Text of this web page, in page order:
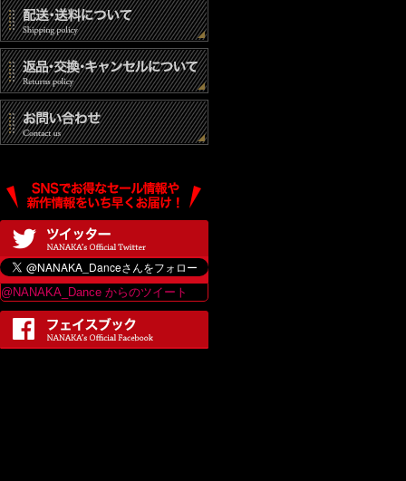
@NANAKA_Dance からのツイート